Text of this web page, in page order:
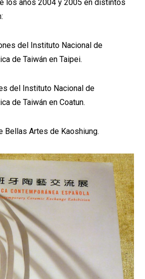
los años 2004 y 2005 en distintos
del Instituto Nacional de
de Taiwán en Taipei.
del Instituto Nacional de
de Taiwán en Coatun.
Bellas Artes de Kaoshiung.